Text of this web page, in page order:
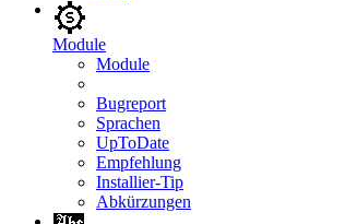
Module
Module
Bugreport
Sprachen
UpToDate
Empfehlung
Installier-Tip
Abkürzungen